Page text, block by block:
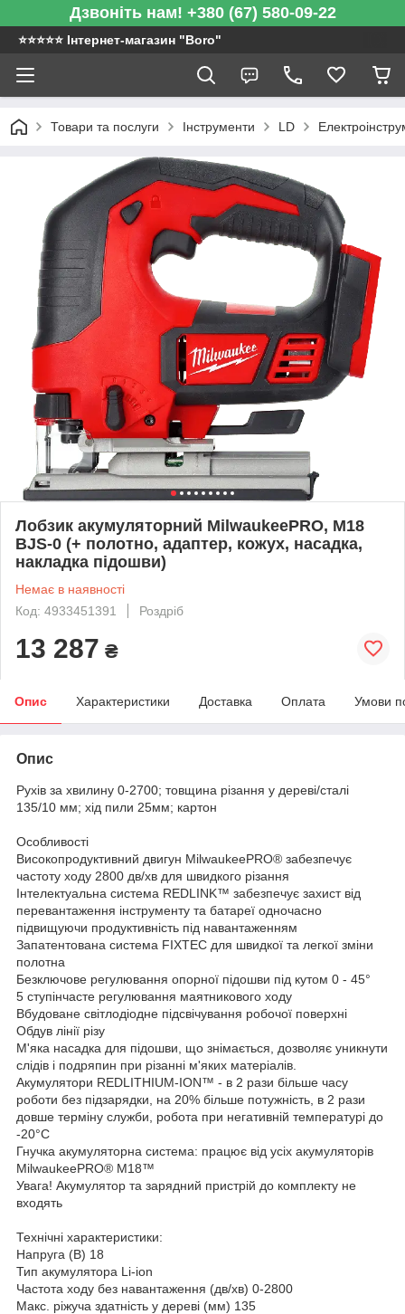
Дзвоніть нам! +380 (67) 580-09-22
⭐️⭐️⭐️⭐️⭐️ Інтернет-магазин "Boro"
Товари та послуги Інструменти LD
Лобзик акумуляторний MilwaukeePRO, M18
BJS-0 (+ полотно, адаптер, кожух, насадка,
накладка підошви)
Немає в наявності
Код: 4933451391
Роздріб
13 287 ₴
Опис Характеристики Доставка Оплата Умови
Опис
Рухів за хвилину 0-2700; товщина різання у дереві/сталі
135/10 мм; хід пили 25мм; картон
Особливості
Високопродуктивний двигун MilwaukeePRO® забезпечує
частоту ходу 2800 дв/хв для швидкого різання
Інтелектуальна система REDLINK™ забезпечує захист від
перевантаження інструменту та батареї одночасно
підвищуючи продуктивність під навантаженням
Запатентована система FIXTEC для швидкої та легкої зміни
полотна
Безключове регулювання опорної підошви під кутом 0 - 45°
5 ступінчасте регулювання маятникового ходу
Вбудоване світлодіодне підсвічування робочої поверхні
Обдув лінії різу
М'яка насадка для підошви, що знімається, дозволяє уникнути
слідів і подряпин при різанні м'яких матеріалів.
Акумулятори REDLITHIUM-ION™ - в 2 рази більше часу
роботи без підзарядки, на 20% більше потужність, в 2 рази
довше терміну служби, робота при негативній температурі до
-20°С
Гнучка акумуляторна система: працює від усіх акумуляторів
MilwaukeePRO® M18™
Увага! Акумулятор та зарядний пристрій до комплекту не
входять
Технічні характеристики:
Напруга (В) 18
Тип акумулятора Li-ion
Частота ходу без навантаження (дв/хв) 0-2800
Макс. ріжуча здатність у дереві (мм) 135